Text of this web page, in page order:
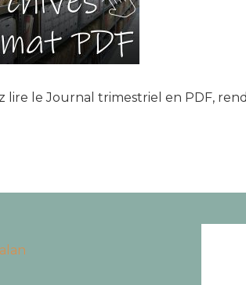
lire le Journal trimestriel en PDF,